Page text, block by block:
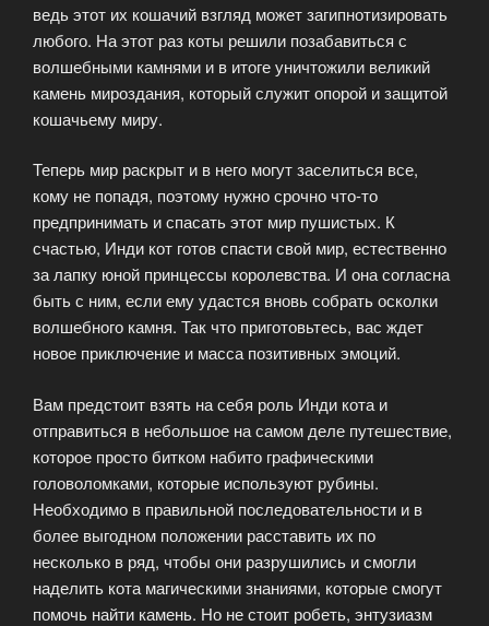
ведь этот их кошачий взгляд может загипнотизировать
любого. На этот раз коты решили позабавиться с
волшебными камнями и в итоге уничтожили великий
камень мироздания, который служит опорой и защитой
кошачьему миру.
Теперь мир раскрыт и в него могут заселиться все,
кому не попадя, поэтому нужно срочно что-то
предпринимать и спасать этот мир пушистых. К
счастью, Инди кот готов спасти свой мир, естественно
за лапку юной принцессы королевства. И она согласна
быть с ним, если ему удастся вновь собрать осколки
волшебного камня. Так что приготовьтесь, вас ждет
новое приключение и масса позитивных эмоций.
Вам предстоит взять на себя роль Инди кота и
отправиться в небольшое на самом деле путешествие,
которое просто битком набито графическими
головоломками, которые используют рубины.
Необходимо в правильной последовательности и в
более выгодном положении расставить их по
несколько в ряд, чтобы они разрушились и смогли
наделить кота магическими знаниями, которые смогут
помочь найти камень. Но не стоит робеть, энтузиазм